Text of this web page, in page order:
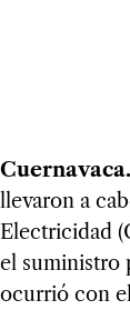
llevaron a
Electricidad
el suministro
ocurrió con